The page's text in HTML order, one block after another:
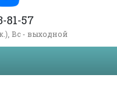
81-57
Вс - выходной